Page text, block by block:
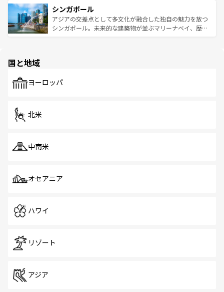
参照してほしい。
激する。気候は一年中温暖で、どの季節にも異なる楽しみ
が待っている。親しみやすいタイの人々、仏教を中心とし
た文化、そして多様な観光資源が、訪れる旅人を魅了し続
み、どこを訪れても感動するはず。観光スポットが密集し
ており、効率よく見どころを回れるのも魅力。息をのむよ
うな絶景から文化的な体験まで、香港を存分に楽しみ尽く
シンガポール
アジアの交差点として多文化が融合した独自の魅力を放つ
シンガポール。未来的な建築物が並ぶマリーナベイ、歴史
で、ホーカーズは地元の風情を楽しめる外せないスポット
国と地域
ヨーロッパ
北米
中南米
オセアニア
ハワイ
リゾート
アジア